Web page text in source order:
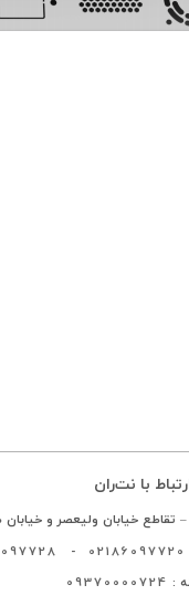
با نت‌ران
تقاطع خیابان ولیعصر و خیابان
02186097720
-
:
09370000724